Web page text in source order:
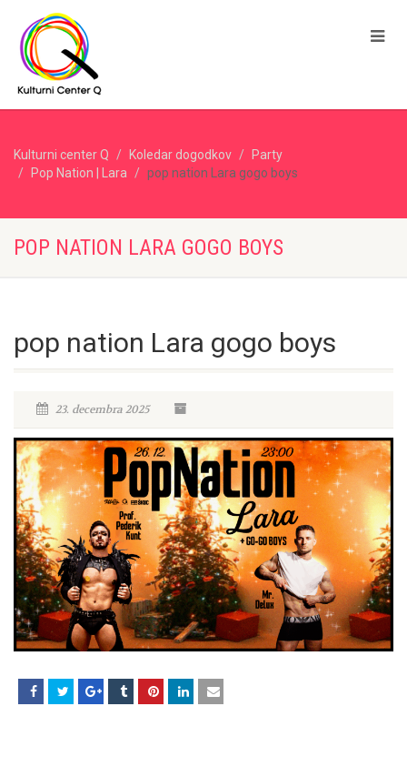
Kulturni center Q Koledar dogodkov
Party
Pop Nation | Lara
pop nation Lara gogo boys
POP NATION LARA GOGO BOYS
pop nation Lara gogo boys
23. decembra 2025